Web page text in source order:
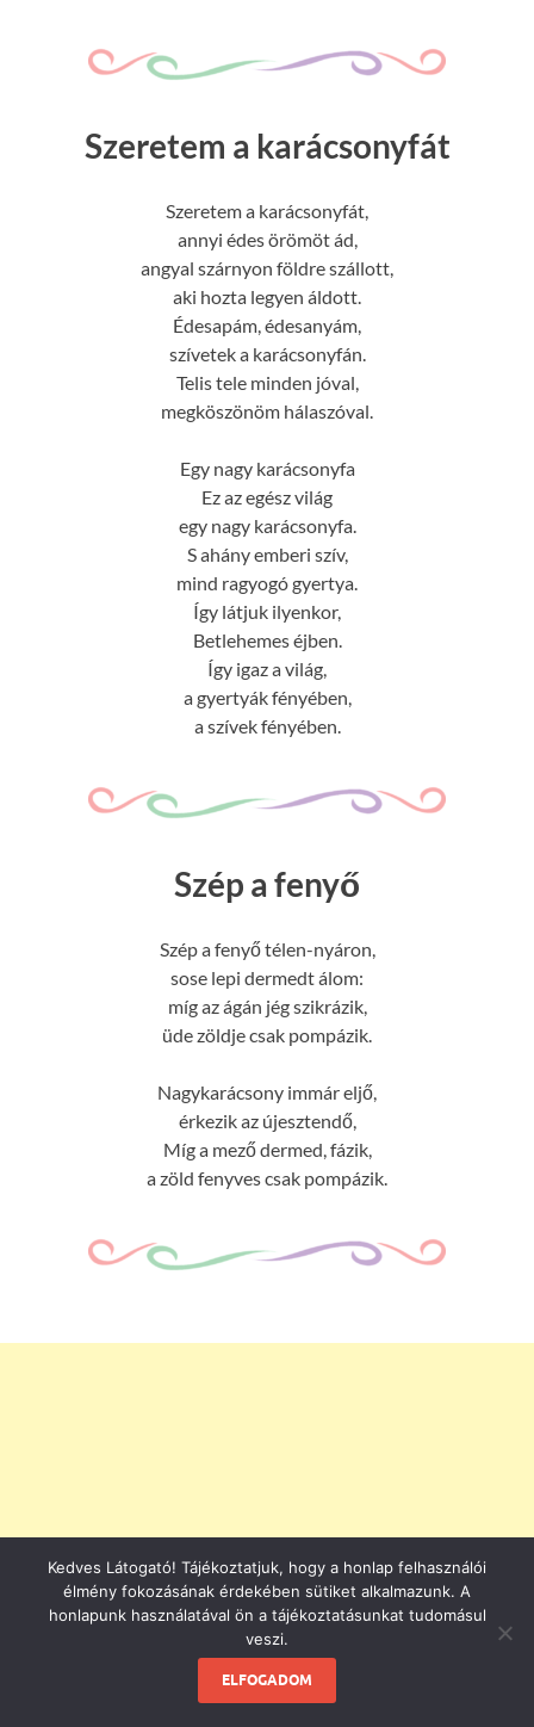
Szeretem a karácsonyfát
Szeretem a karácsonyfát,
annyi édes örömöt ád,
angyal szárnyon földre szállott,
aki hozta legyen áldott.
Édesapám, édesanyám,
szívetek a karácsonyfán.
Telis tele minden jóval,
megköszönöm hálaszóval.
Egy nagy karácsonyfa
Ez az egész világ
egy nagy karácsonyfa.
S ahány emberi szív,
mind ragyogó gyertya.
Így látjuk ilyenkor,
Betlehemes éjben.
Így igaz a világ,
a gyertyák fényében,
a szívek fényében.
Szép a fenyő
Szép a fenyő télen-nyáron,
sose lepi dermedt álom:
míg az ágán jég szikrázik,
üde zöldje csak pompázik.
Nagykarácsony immár eljő,
érkezik az újesztendő,
Míg a mező dermed, fázik,
a zöld fenyves csak pompázik.
Kedves Látogató! Tájékoztatjuk, hogy a honlap felhasználói
élmény fokozásának érdekében sütiket alkalmazunk. A
honlapunk használatával ön a tájékoztatásunkat tudomásul
veszi.
ELFOGADOM